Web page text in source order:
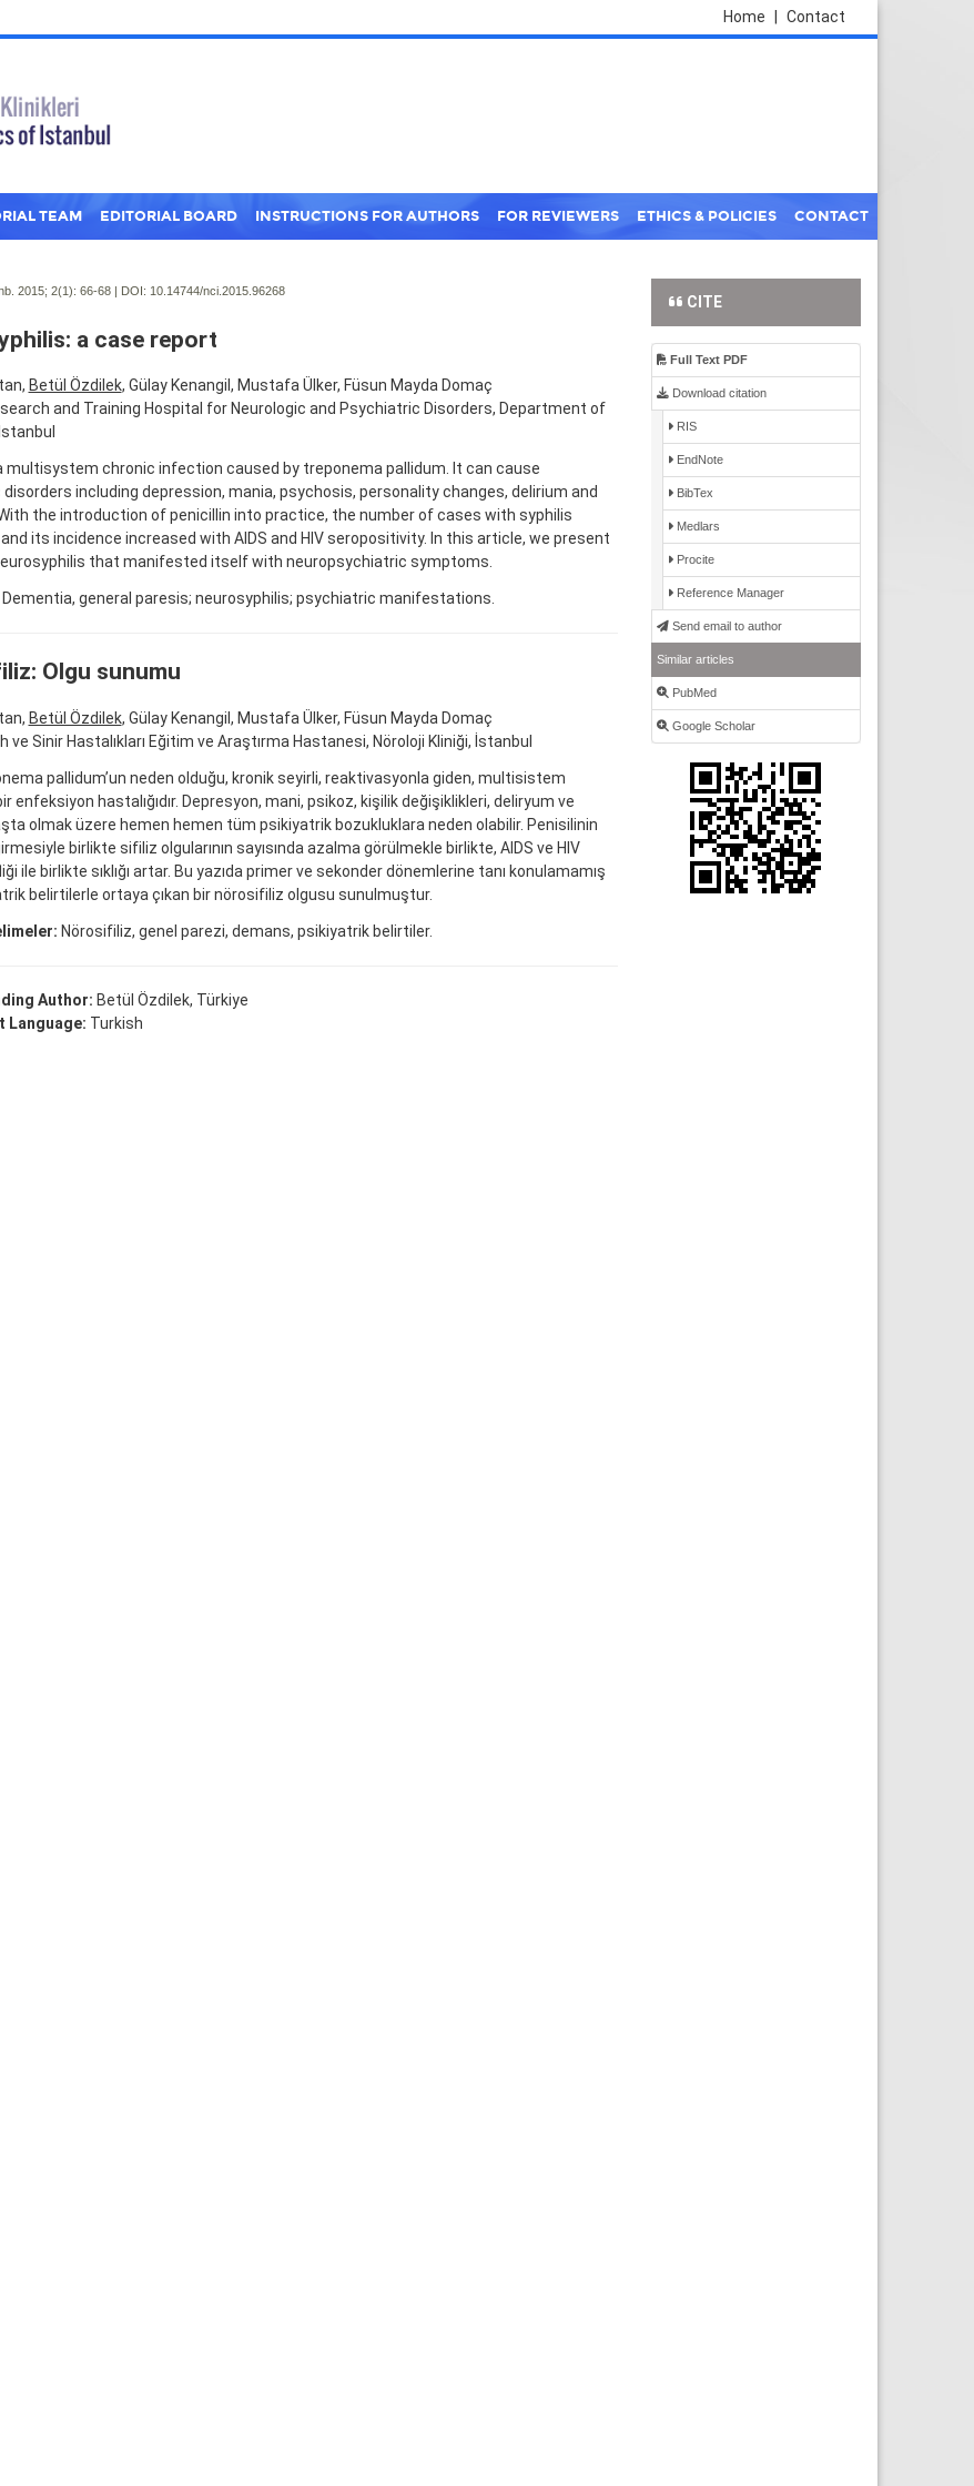
Contact
Home
TEAM EDITORIAL BOARD INSTRUCTIONS FOR AUTHORS FOR REVIEWERS ETHICS & POLICIES CONTACT
2015; 2(1): 66-68 | DOI: 10.14744/nci.2015.96268
a case report
Betül Özdilek, Gülay Kenangil, Mustafa Ülker, Füsun Mayda Domaç
and Training Hospital for Neurologic and Psychiatric Disorders, Department of
multisystem chronic infection caused by treponema pallidum. It can cause
including depression, mania, psychosis, personality changes, delirium and
the introduction of penicillin into practice, the number of cases with syphilis
its incidence increased with AIDS and HIV seropositivity. In this article, we present
that manifested itself with neuropsychiatric symptoms.
Dementia, general paresis; neurosyphilis; psychiatric manifestations.
Olgu sunumu
Betül Özdilek, Gülay Kenangil, Mustafa Ülker, Füsun Mayda Domaç
ve Sinir Hastalıkları Eğitim ve Araştırma Hastanesi, Nöroloji Kliniği, İstanbul
pallidum’un neden olduğu, kronik seyirli, reaktivasyonla giden, multisistem
enfeksiyon hastalığıdır. Depresyon, mani, psikoz, kişilik değişiklikleri, deliryum ve
olmak üzere hemen hemen tüm psikiyatrik bozukluklara neden olabilir. Penisilinin
birlikte sifiliz olgularının sayısında azalma görülmekle birlikte, AIDS ve HIV
ile birlikte sıklığı artar. Bu yazıda primer ve sekonder dönemlerine tanı konulamamış
belirtilerle ortaya çıkan bir nörosifiliz olgusu sunulmuştur.
Nörosifiliz, genel parezi, demans, psikiyatrik belirtiler.
Author: Betül Özdilek, Türkiye
Language: Turkish
CITE
Full Text PDF
Download citation
RIS
EndNote
BibTex
Medlars
Procite
Reference Manager
Send email to author
Similar articles
PubMed
Google Scholar